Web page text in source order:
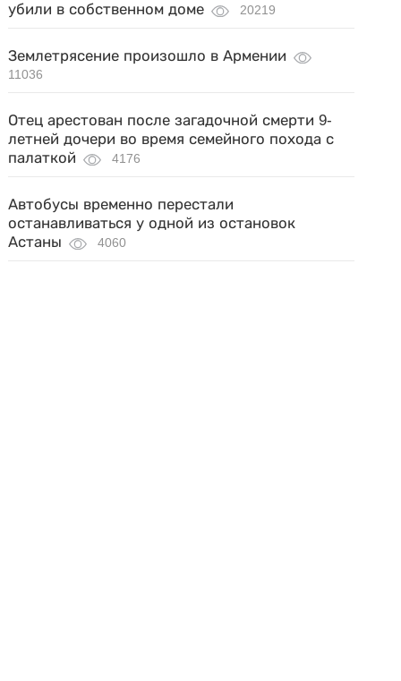
убили в собственном доме
20219
Землетрясение произошло в Армении
11036
Отец арестован после загадочной смерти 9-
летней дочери во время семейного похода с
палаткой
4176
Автобусы временно перестали
останавливаться у одной из остановок
Астаны
4060